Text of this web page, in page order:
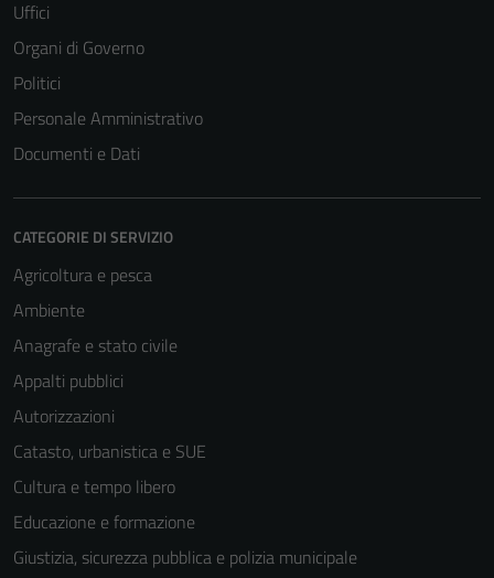
Uffici
Organi di Governo
Politici
Personale Amministrativo
Documenti e Dati
CATEGORIE DI SERVIZIO
Agricoltura e pesca
Ambiente
Anagrafe e stato civile
Appalti pubblici
Autorizzazioni
Catasto, urbanistica e SUE
Cultura e tempo libero
Educazione e formazione
Giustizia, sicurezza pubblica e polizia municipale
Questi cookie